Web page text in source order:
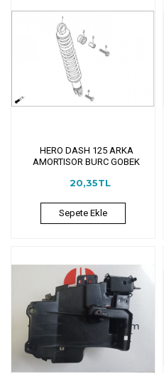
HERO DASH 125 ARKA
AMORTISOR BURC GOBEK
20,35TL
Sepete Ekle